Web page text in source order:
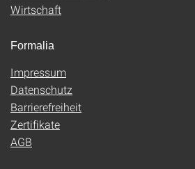
Wirtschaft
Formalia
Impressum
Datenschutz
Barrierefreiheit
Zertifikate
AGB